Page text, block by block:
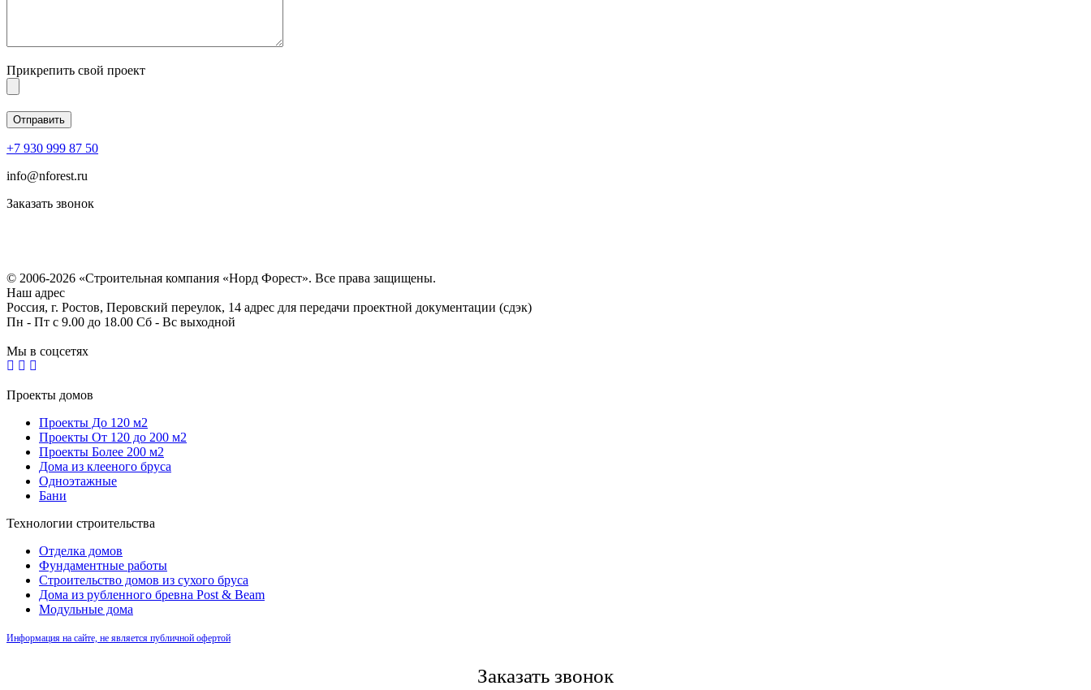
Прикрепить свой проект
+7 930 999 87 50
info@nforest.ru
Заказать звонок
© 2006-2026 «Строительная компания «Норд Форест». Все права защищены.
Наш адрес
Россия, г. Ростов, Перовский переулок, 14 адрес для передачи проектной документации (сдэк)
Пн - Пт с 9.00 до 18.00 Сб - Вс выходной
Мы в соцсетях
Проекты домов
Проекты До 120 м2
Проекты От 120 до 200 м2
Проекты Более 200 м2
Дома из клееного бруса
Одноэтажные
Бани
Технологии строительства
Отделка домов
Фундаментные работы
Строительство домов из сухого бруса
Дома из рубленного бревна Post & Beam
Модульные дома
Информация на сайте, не является публичной офертой
Заказать звонок